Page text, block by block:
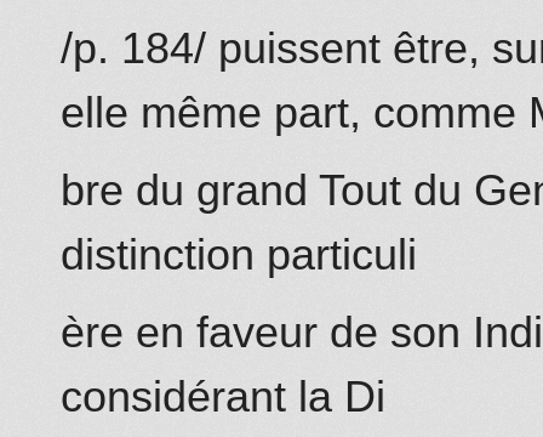
/p. 184/ puissent être,
elle même part, comme
bre du grand Tout du
distinction particuli
ère en faveur de son
considérant la Di